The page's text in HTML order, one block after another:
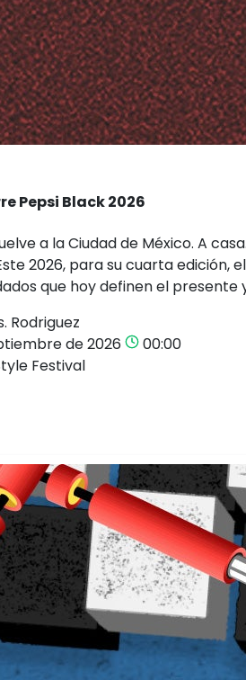
Pepsi Black 2026
a la Ciudad de México. A
2026, para su cuarta
que hoy definen el presente
Rodriguez
de 2026
00:00
Festival